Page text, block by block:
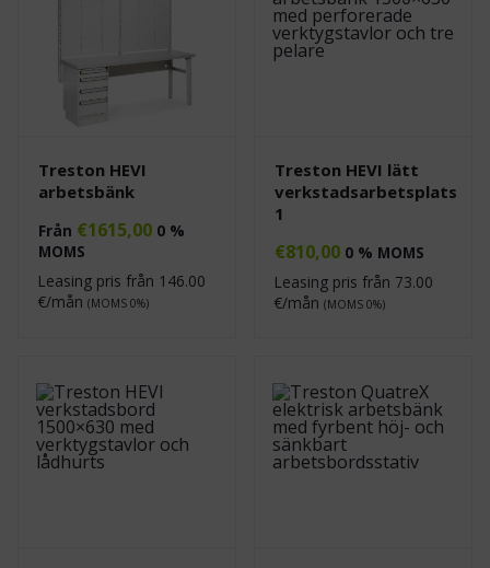
Treston HEVI
arbetsbänk
Från €1615,00 0 %
MOMS
Leasing pris från 146.00
€/mån (MOMS 0%)
Treston HEVI lätt
verkstadsarbetsplats
1
€810,00 0 % MOMS
Leasing pris från 73.00
€/mån (MOMS 0%)